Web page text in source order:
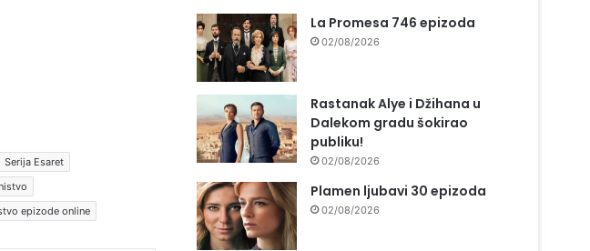
Serija Esaret
epizode online
La Promesa 746 epizoda
02/08/2026
Rastanak Alye i Džihana u
Dalekom gradu šokirao
publiku!
02/08/2026
Plamen ljubavi 30 epizoda
02/08/2026